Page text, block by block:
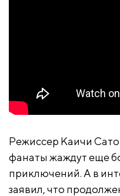
Режиссер Каичи Сато
фанаты жаждут еще
приключений. А в
заявил, что